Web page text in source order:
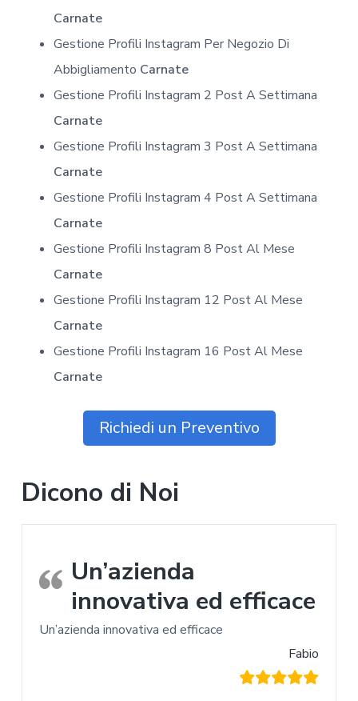
Carnate
Gestione Profili Instagram Per Negozio Di
Abbigliamento Carnate
Gestione Profili Instagram 2 Post A Settimana
Carnate
Gestione Profili Instagram 3 Post A Settimana
Carnate
Gestione Profili Instagram 4 Post A Settimana
Carnate
Gestione Profili Instagram 8 Post Al Mese
Carnate
Gestione Profili Instagram 12 Post Al Mese
Carnate
Gestione Profili Instagram 16 Post Al Mese
Carnate
Richiedi un Preventivo
Dicono di Noi
Un’azienda
innovativa ed efficace
Un’azienda innovativa ed efficace
Fabio